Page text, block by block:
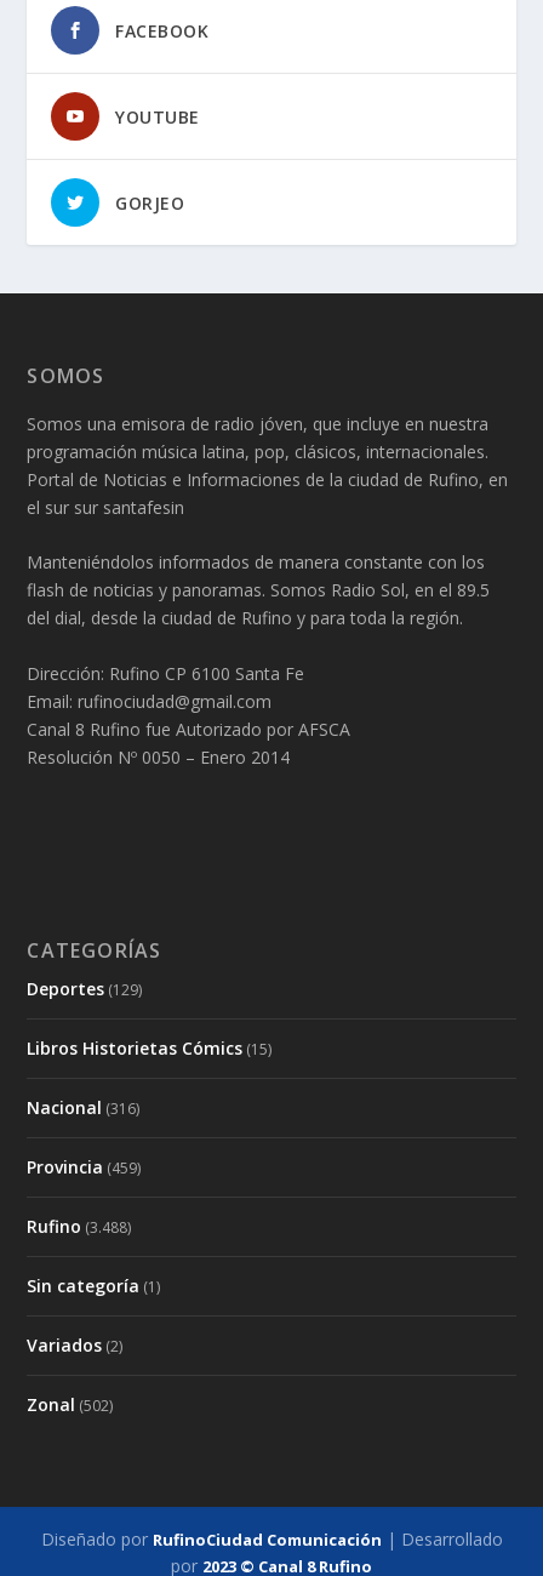
FACEBOOK
YOUTUBE
GORJEO
SOMOS
Somos una emisora de radio jóven, que incluye en nuestra
programación música latina, pop, clásicos, internacionales.
Portal de Noticias e Informaciones de la ciudad de Rufino, en
el sur sur santafesin
Manteniéndolos informados de manera constante con los
flash de noticias y panoramas. Somos Radio Sol, en el 89.5
del dial, desde la ciudad de Rufino y para toda la región.
Dirección: Rufino CP 6100 Santa Fe
Email: rufinociudad@gmail.com
Canal 8 Rufino fue Autorizado por AFSCA
Resolución Nº 0050 – Enero 2014
CATEGORÍAS
Deportes (129)
Libros Historietas Cómics (15)
Nacional (316)
Provincia (459)
Rufino (3.488)
Sin categoría (1)
Variados (2)
Zonal (502)
Diseñado por RufinoCiudad Comunicación | Desarrollado
por 2023 © Canal 8 Rufino